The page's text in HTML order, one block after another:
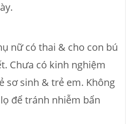
nữ có thai & cho con bú
Chưa có kinh nghiệm
sơ sinh & trẻ em. Không
để tránh nhiễm bẩn